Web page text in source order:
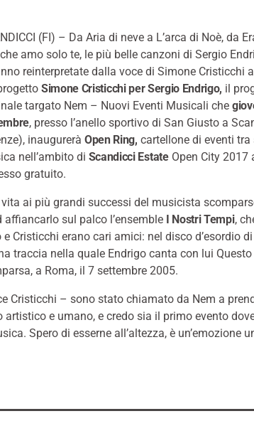
(FI) – Da Aria di neve a L’arca di Noè, da
amo solo te, le più belle canzoni di Sergio
reinterpretate dalla voce di Simone Cristicchi
Simone Cristicchi per Sergio Endrigo, il
targato Nem – Nuovi Eventi Musicali che
, presso l’anello sportivo di San Giusto a
inaugurerà Open Ring, cartellone di eventi tra
nell’ambito di Scandicci EstateOpen City 2017
gratuito.
ai più grandi successi del musicista
sul palco l’ensemble
I Nostri Tempi,
Cristicchi erano cari amici: nel disco d’esordio di
traccia nella quale Endrigo canta con lui Questo
a Roma, il 7 settembre 2005.
Cristicchi – sono stato chiamato da Nem a
e umano, e credo sia il primo evento
Spero di esserne all’altezza, è un’emozione